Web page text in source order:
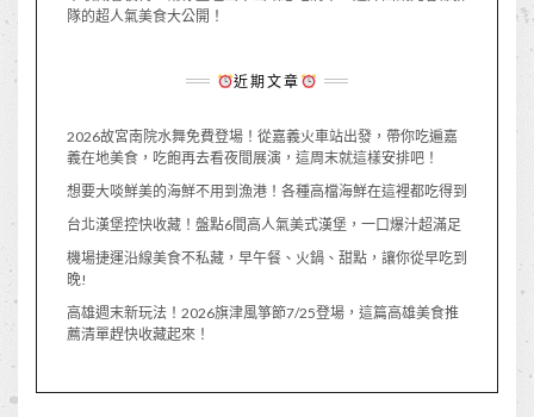
隊的超人氣美食大公開！
近期文章
2026故宮南院水舞免費登場！從嘉義火車站出發，帶你吃遍嘉
義在地美食，吃飽再去看夜間展演，這周末就這樣安排吧！
想要大啖鮮美的海鮮不用到漁港！各種高檔海鮮在這裡都吃得到
台北漢堡控快收藏！盤點6間高人氣美式漢堡，一口爆汁超滿足
機場捷運沿線美食不私藏，早午餐、火鍋、甜點，讓你從早吃到
晚!
高雄週末新玩法！2026旗津風箏節7/25登場，這篇高雄美食推
薦清單趕快收藏起來！